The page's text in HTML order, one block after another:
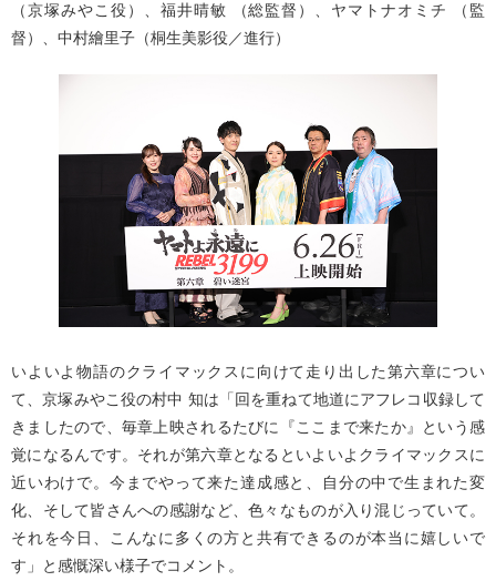
（京塚みやこ役）、福井晴敏 （総監督）、ヤマトナオミチ （監
督）、中村繪里子（桐生美影役／進行）
いよいよ物語のクライマックスに向けて走り出した第六章につい
て、京塚みやこ役の村中 知は「回を重ねて地道にアフレコ収録して
きましたので、毎章上映されるたびに『ここまで来たか』という感
覚になるんです。それが第六章となるといよいよクライマックスに
近いわけで。今までやって来た達成感と、自分の中で生まれた変
化、そして皆さんへの感謝など、色々なものが入り混じっていて。
それを今日、こんなに多くの方と共有できるのが本当に嬉しいで
す」と感慨深い様子でコメント。